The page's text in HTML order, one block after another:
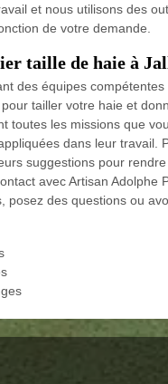
et nous utilisons des
de votre demande.
taille de haie à
des équipes
tailler votre haie et
toutes les missions que
dans leur
suggestions pour
avec Artisan
posez des questions ou